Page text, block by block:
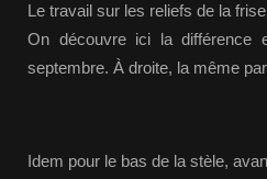
Le travail sur les reliefs de la
On découvre ici la différence
septembre. À droite, la même
Idem pour le bas de la stèle,